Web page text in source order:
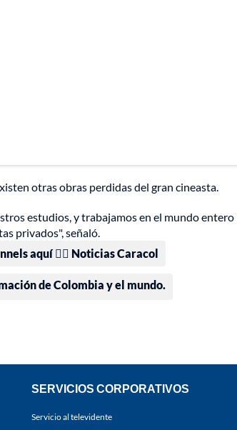
otras obras perdidas del gran cineasta.
estudios, y trabajamos en el mundo entero
privados", señaló.
aquí 👉🏻 Noticias Caracol
de Colombia y el mundo.
SERVICIOS CORPORATIVOS
Servicio al televidente